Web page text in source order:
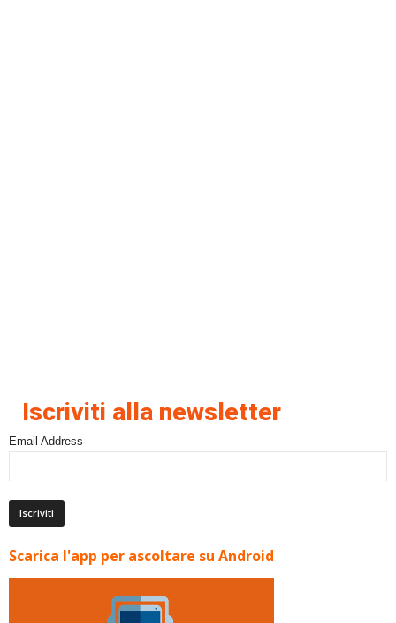
Iscriviti alla newsletter
Email Address
Scarica l'app per ascoltare su Android